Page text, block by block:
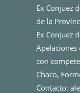
Ex Conjuez
de la
Ex Conjuez
Apelaciones
con
Chaco,
Contacto: